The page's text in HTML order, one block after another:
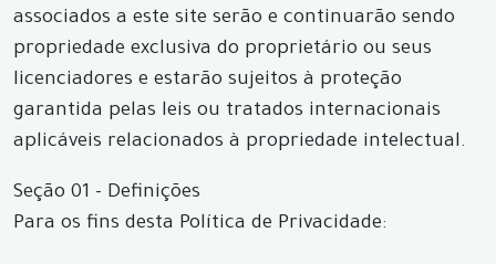
associados a este site serão e continuarão sendo
propriedade exclusiva do proprietário ou seus
licenciadores e estarão sujeitos à proteção
garantida pelas leis ou tratados internacionais
aplicáveis relacionados à propriedade intelectual.
Seção 01 - Definições
Para os fins desta Política de Privacidade: